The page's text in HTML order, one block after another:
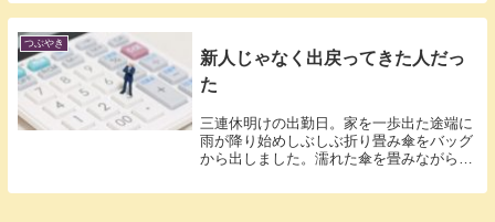
つぶやき
新人じゃなく出戻ってきた人だっ
た
三連休明けの出勤日。家を一歩出た途端に
雨が降り始めしぶしぶ折り畳み傘をバッグ
から出しました。濡れた傘を畳みながら駅